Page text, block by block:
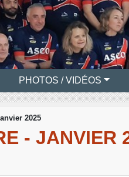
PHOTOS / VIDÉOS
2025
- JANVIER